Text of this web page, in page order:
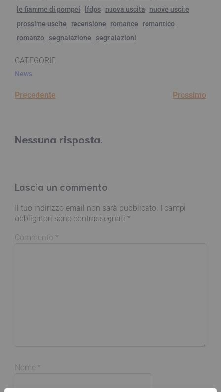
le fiamme di pompei
lfdps nuova uscita
nuove uscite
prossime uscite
recensione romance
romantico
romanzo
segnalazione segnalazioni
CATEGORIE
News
Precedente Prossimo
Nessuna risposta.
Lascia un commento
Il tuo indirizzo email non sarà pubblicato. I campi
obbligatori sono contrassegnati *
Commento *
Nome *